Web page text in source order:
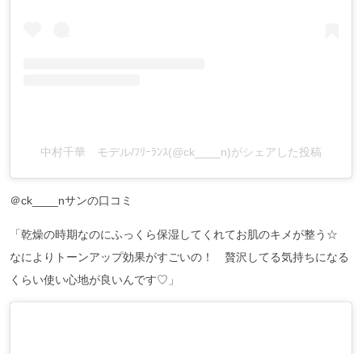
中村千華 モデル/ﾌﾘｰﾗﾝｽ(@ck____n)がシェアした投稿
＠ck____nサンの口コミ
「乾燥の時期なのにふっくら保湿してくれてお肌のキメが整う☆
なによりトーンアップ効果がすごいの！ 贅沢してる気持ちになる
くらい使い心地が良いんです♡」